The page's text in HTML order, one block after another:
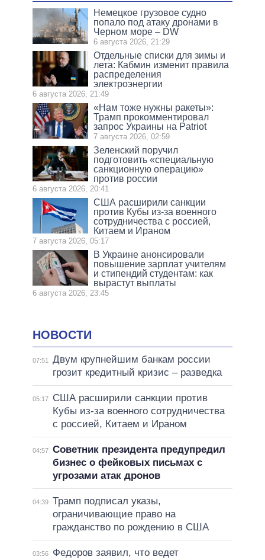
Немецкое грузовое судно
попало под атаку дронами в
Черном море – DW
6 августа 2026, 21:29
Отдельные списки для зимы и
лета: Кабмин изменит правила
распределения
электроэнергии
6 августа 2026, 21:49
«Нам тоже нужны ракеты»:
Трамп прокомментировал
запрос Украины на Patriot
7 августа 2026, 02:59
Зеленский поручил
подготовить «специальную
санкционную операцию»
против россии
6 августа 2026, 20:41
США расширили санкции
против Кубы из-за военного
сотрудничества с россией,
Китаем и Ираном
7 августа 2026, 05:17
В Украине анонсировали
повышение зарплат учителям
и стипендий студентам: как
вырастут выплаты
6 августа 2026, 23:45
НОВОСТИ
07:51
Двум крупнейшим банкам россии
грозит кредитный кризис – разведка
05:17
США расширили санкции против
Кубы из-за военного сотрудничества
с россией, Китаем и Ираном
04:57 Советник президента предупредил
бизнес о фейковых письмах с
угрозами атак дронов
04:39 Трамп подписал указы,
ограничивающие право на
гражданство по рождению в США
03:56
Федоров заявил, что ведет